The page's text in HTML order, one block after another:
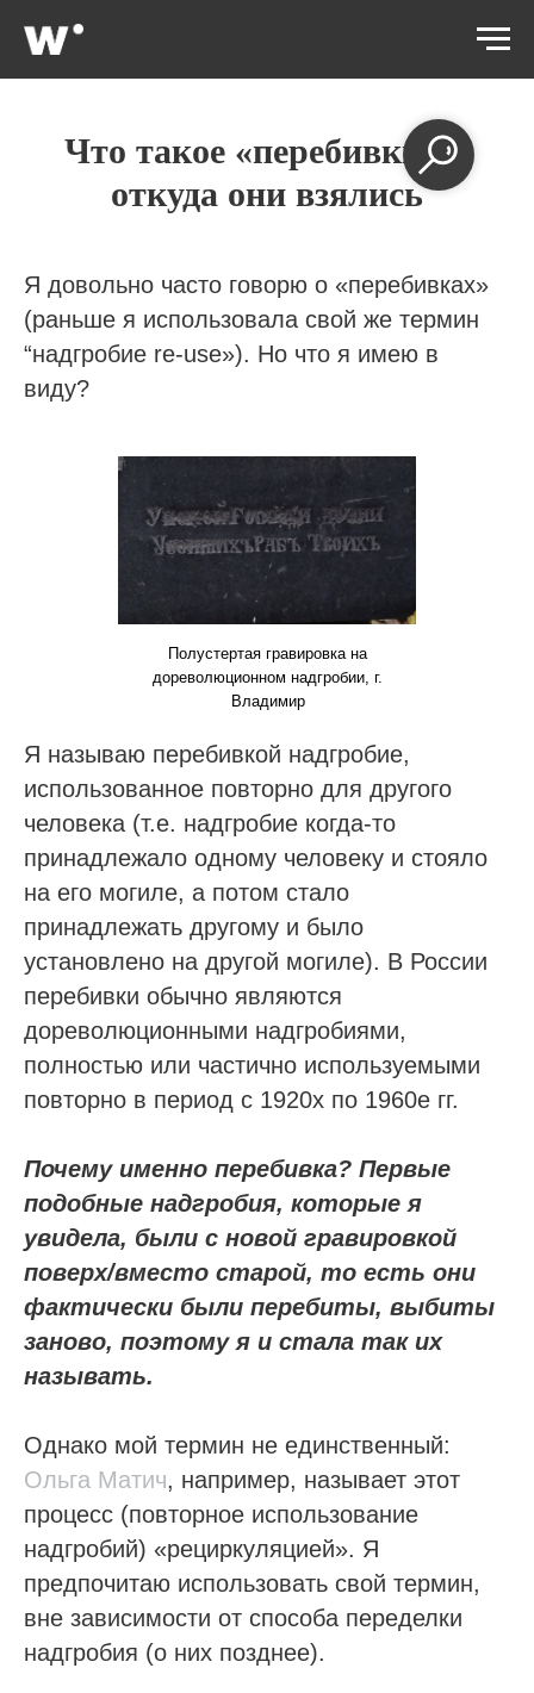
Что такое «перебивки »и
откуда они взялись
Я довольно часто говорю о «перебивках»
(раньше я использовала свой же термин
“надгробие re-use»). Но что я имею в
виду?
Полустертая гравировка на
дореволюционном надгробии, г.
Владимир
Я называю перебивкой надгробие,
использованное повторно для другого
человека (т.е. надгробие когда-то
принадлежало одному человеку и стояло
на его могиле, а потом стало
принадлежать другому и было
установлено на другой могиле). В России
перебивки обычно являются
дореволюционными надгробиями,
полностью или частично используемыми
повторно в период с 1920х по 1960е гг.
Почему именно перебивка? Первые
подобные надгробия, которые я
увидела, были с новой гравировкой
поверх/вместо старой, то есть они
фактически были перебиты, выбиты
заново, поэтому я и стала так их
называть.
Однако мой термин не единственный:
Ольга Матич, например, называет этот
процесс (повторное использование
надгробий) «рециркуляцией». Я
предпочитаю использовать свой термин,
вне зависимости от способа переделки
надгробия (о них позднее).